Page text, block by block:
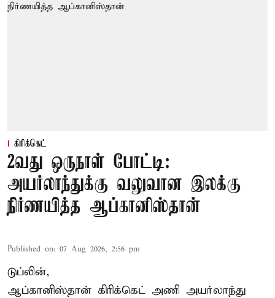
கிரிக்கெட்
2வது ஒருநாள் போட்டி:
அயர்லாந்துக்கு வலுவான இலக்கு
நிர்ணயித்த ஆப்கானிஸ்தான்
Published on: 07 Aug 2026, 2:56 pm
டுப்லின்,
ஆப்கானிஸ்தான் கிரிக்கெட் அணி அயர்லாந்து